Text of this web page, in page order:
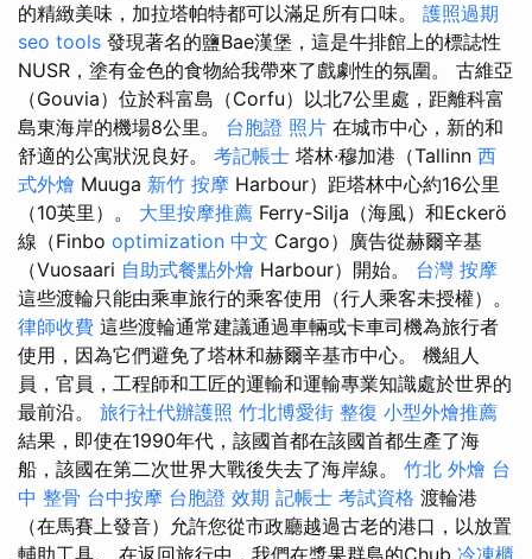
的精緻美味，加拉塔帕特都可以滿足所有口味。 護照過期
seo tools 發現著名的鹽Bae漢堡，這是牛排館上的標誌性
NUSR，塗有金色的食物給我帶來了戲劇性的氛圍。 古維亞
（Gouvia）位於科富島（Corfu）以北7公里處，距離科富
島東海岸的機場8公里。 台胞證 照片 在城市中心，新的和
舒適的公寓狀況良好。 考記帳士 塔林·穆加港（Tallinn 西
式外燴 Muuga 新竹 按摩 Harbour）距塔林中心約16公里
（10英里）。 大里按摩推薦 Ferry-Silja（海風）和Eckerö
線（Finbo optimization 中文 Cargo）廣告從赫爾辛基
（Vuosaari 自助式餐點外燴 Harbour）開始。 台灣 按摩
這些渡輪只能由乘車旅行的乘客使用（行人乘客未授權）。
律師收費 這些渡輪通常建議通過車輛或卡車司機為旅行者
使用，因為它們避免了塔林和赫爾辛基市中心。 機組人
員，官員，工程師和工匠的運輸和運輸專業知識處於世界的
最前沿。 旅行社代辦護照 竹北博愛街 整復 小型外燴推薦
結果，即使在1990年代，該國首都在該國首都生產了海
船，該國在第二次世界大戰後失去了海岸線。 竹北 外燴 台
中 整骨 台中按摩 台胞證 效期 記帳士 考試資格 渡輪港
（在馬賽上發音）允許您從市政廳越過古老的港口，以放置
輔助工具。 在返回旅行中，我們在漿果群島的Chub 冷凍櫃